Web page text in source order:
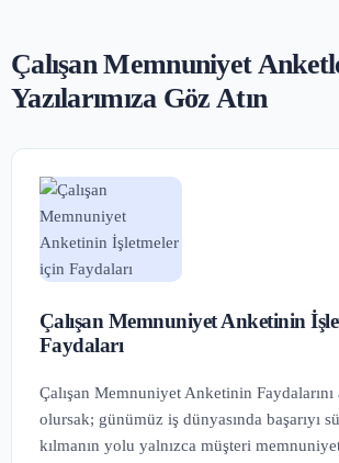
Çalışan Memnuniyet
Yazılarımıza Göz Atın
Çalışan Memnuniyet Anketinin
Faydaları
Çalışan Memnuniyet Anketinin Faydalarını
olursak; günümüz iş dünyasında başarıyı
kılmanın yolu yalnızca müşteri